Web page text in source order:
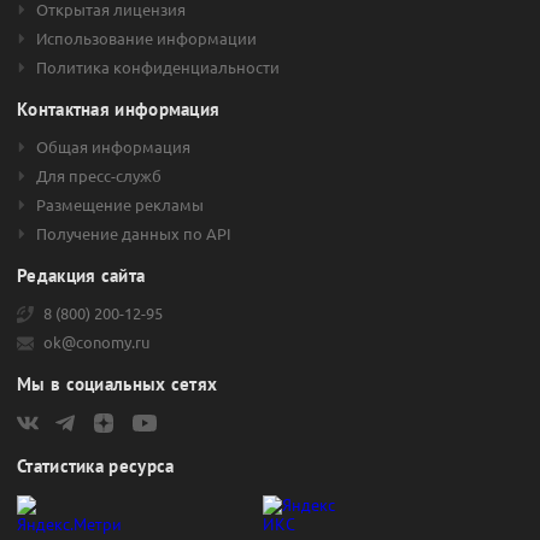
2010-2012 годах, 2016 году и 2018-2019 годах. ГДР обращаются
на Лондонской фондовой бирже.
Открытая лицензия
Использование информации
Политика конфиденциальности
Контактная информация
Общая информация
Для пресс-служб
Размещение рекламы
Получение данных по API
Редакция сайта
8 (800) 200-12-95
ok@conomy.ru
Мы в социальных сетях
Статистика ресурса